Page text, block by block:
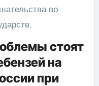
во
стоят
на
при